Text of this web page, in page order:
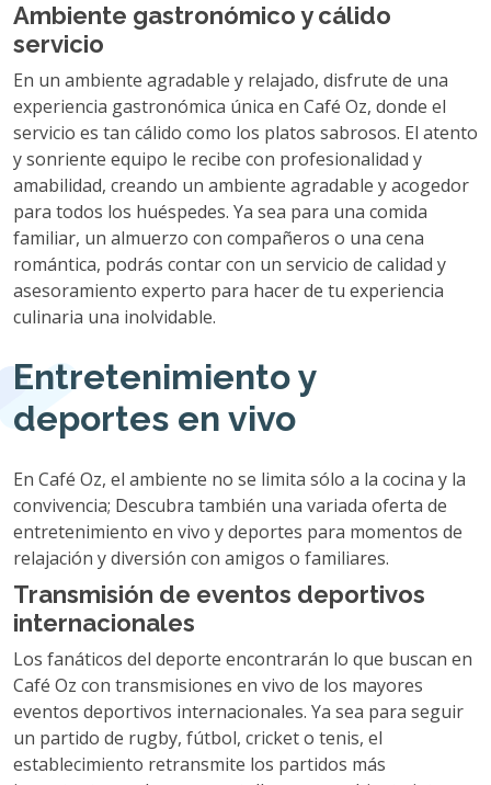
Ambiente gastronómico y cálido
servicio
En un ambiente agradable y relajado, disfrute de una
experiencia gastronómica única en Café Oz, donde el
servicio es tan cálido como los platos sabrosos. El atento
y sonriente equipo le recibe con profesionalidad y
amabilidad, creando un ambiente agradable y acogedor
para todos los huéspedes. Ya sea para una comida
familiar, un almuerzo con compañeros o una cena
romántica, podrás contar con un servicio de calidad y
asesoramiento experto para hacer de tu experiencia
culinaria una inolvidable.
Entretenimiento y
deportes en vivo
En Café Oz, el ambiente no se limita sólo a la cocina y la
convivencia; Descubra también una variada oferta de
entretenimiento en vivo y deportes para momentos de
relajación y diversión con amigos o familiares.
Transmisión de eventos deportivos
internacionales
Los fanáticos del deporte encontrarán lo que buscan en
Café Oz con transmisiones en vivo de los mayores
eventos deportivos internacionales. Ya sea para seguir
un partido de rugby, fútbol, ​​cricket o tenis, el
establecimiento retransmite los partidos más